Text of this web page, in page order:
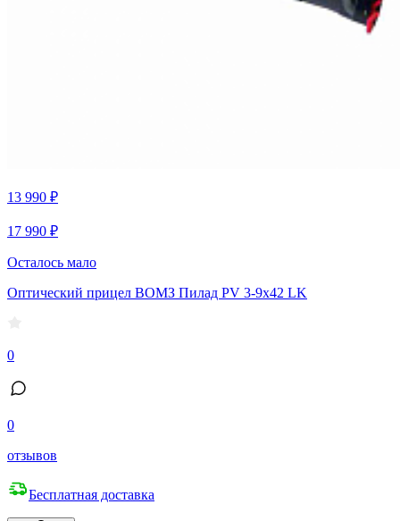
13 990 ₽
17 990 ₽
Осталось мало
Оптический прицел ВОМЗ Пилад PV 3-9х42 LK
0
0
отзывов
Бесплатная доставка